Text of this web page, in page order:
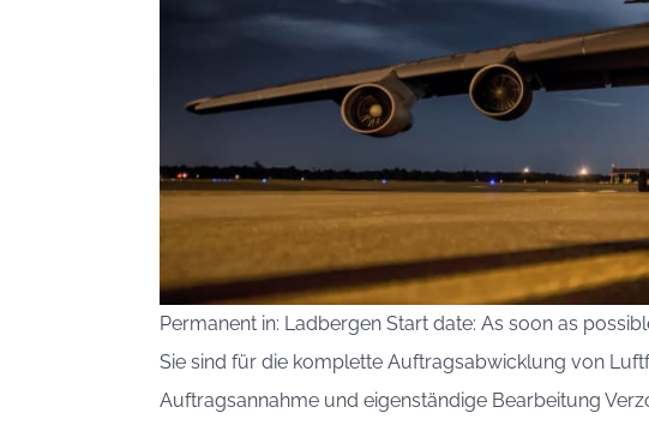
Permanent in: Ladbergen Start date: As soon as
Sie sind für die komplette Auftragsabwicklung von
Auftragsannahme und eigenständige Bearbeitung